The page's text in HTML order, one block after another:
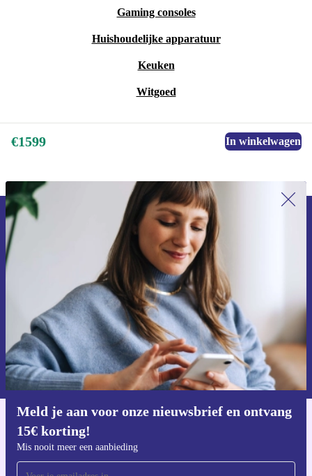
Gaming consoles
Huishoudelijke apparatuur
Keuken
Witgoed
€1599 In winkelwagen
Meld je aan voor onze nieuwsbrief en ontvang
15€ korting!
Mis nooit meer een aanbieding
Meld je aan voor onze nieuwsbrief en
ontvang €15 korting!
Mis nooit meer een aanbieding.
Voucher aanvragen
Informatie over het gebruik van persoonsgegevens vind je in ons
privacybeleid.
Voor iOS en Android